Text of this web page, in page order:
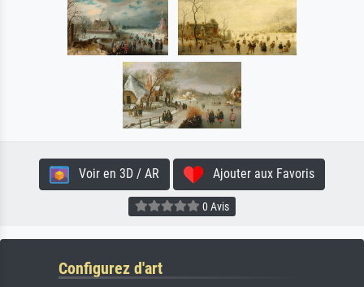
Voir en 3D / AR Ajouter aux Favoris
0 Avis
Configurez d'art